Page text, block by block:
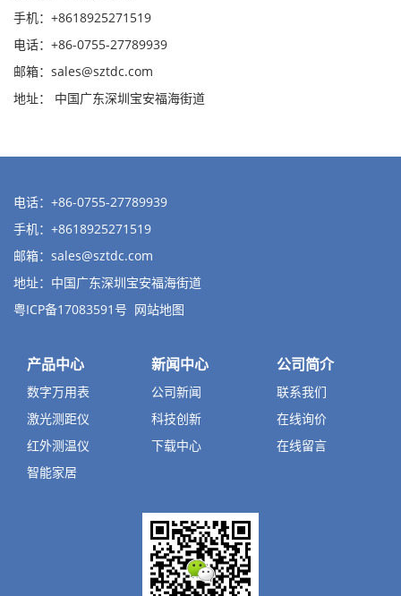
手机：+8618925271519
电话：+86-0755-27789939
邮箱： sales@sztdc.com
地址： 中国广东深圳宝安福海街道
电话：+86-0755-27789939
手机：+8618925271519
邮箱： sales@sztdc.com
地址：中国广东深圳宝安福海街道
粤ICP备17083591号 网站地图
产品中心
数字万用表
激光测距仪
红外测温仪
智能家居
新闻中心
公司新闻
科技创新
下载中心
公司简介
联系我们
在线询价
在线留言